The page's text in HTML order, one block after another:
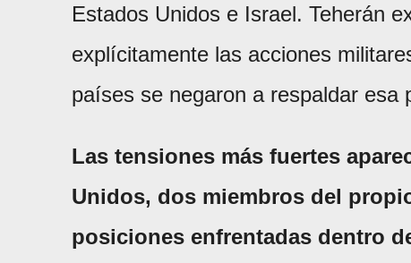
Estados Unidos e Israel. Teherán
explícitamente las acciones
países se negaron a respaldar esa
Las tensiones más fuertes
Unidos, dos miembros del
posiciones enfrentadas dentro